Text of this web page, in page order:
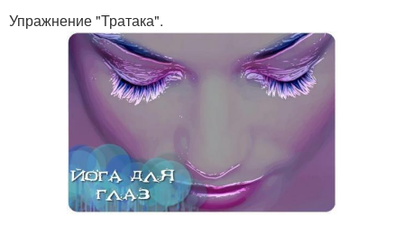
Упражнение "Тратака".